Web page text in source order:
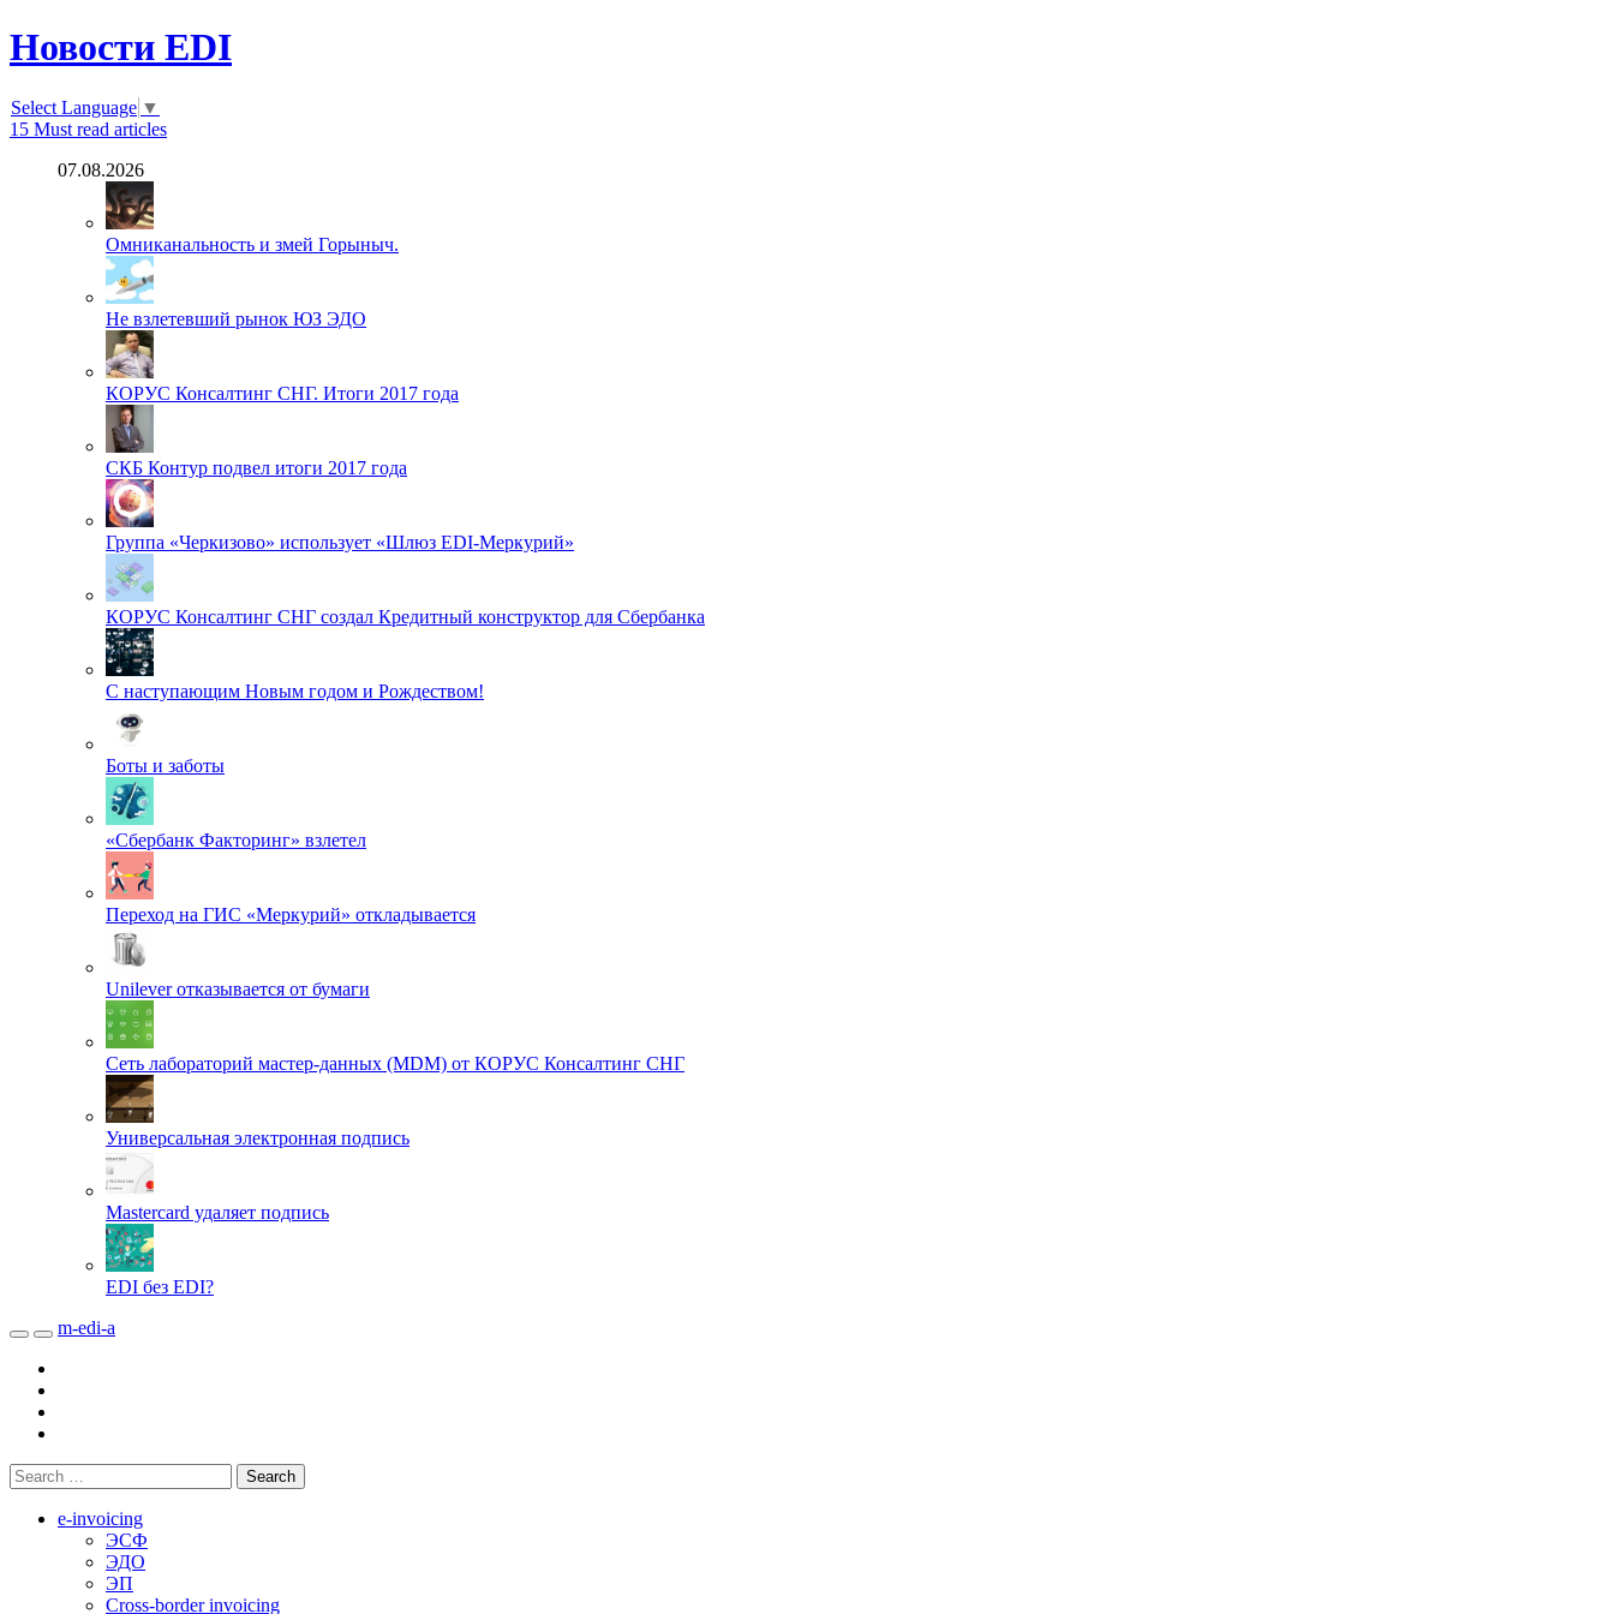
Новости EDI
Select Language ▼
15 Must read articles
07.08.2026
Омниканальность и змей Горыныч.
Не взлетевший рынок ЮЗ ЭДО
КОРУС Консалтинг СНГ. Итоги 2017 года
СКБ Контур подвел итоги 2017 года
Группа «Черкизово» использует «Шлюз EDI-Меркурий»
КОРУС Консалтинг СНГ создал Кредитный конструктор для Сбербанка
С наступающим Новым годом и Рождеством!
Боты и заботы
«Сбербанк Факторинг» взлетел
Переход на ГИС «Меркурий» откладывается
Unilever отказывается от бумаги
Сеть лабораторий мастер-данных (MDM) от КОРУС Консалтинг СНГ
Универсальная электронная подпись
Mastercard удаляет подпись
EDI без EDI?
m-edi-a
e-invoicing
ЭСФ
ЭДО
ЭП
Cross-border invoicing